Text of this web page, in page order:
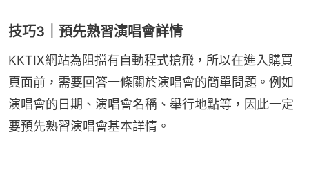
技巧3｜預先熟習演唱會詳情
KKTIX網站為阻擋有自動程式搶飛，所以在進入購買
頁面前，需要回答一條關於演唱會的簡單問題。例如
演唱會的日期、演唱會名稱、舉行地點等，因此一定
要預先熟習演唱會基本詳情。